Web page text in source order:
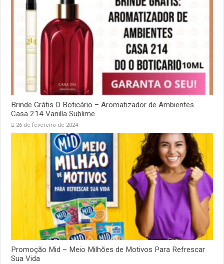
Brinde Grátis O Boticário – Aromatizador de Ambientes
Casa 214 Vanilla Sublime
26 de fevereiro de 2024
Promoção Mid – Meio Milhões de Motivos Para Refrescar
Sua Vida